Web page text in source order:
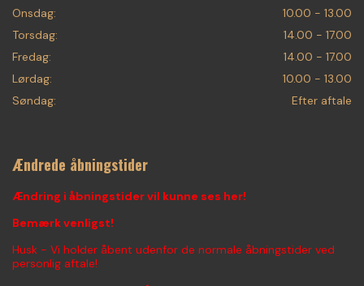
Onsdag:
10.00 - 13.00
Torsdag:
14.00 - 17.00
Fredag:
14.00 - 17.00
Lørdag:
10.00 - 13.00
Søndag:
Efter aftale
Ændrede åbningstider
Ændring i åbningstider vil kunne ses her!
Bemærk venligst!
Husk - Vi holder åbent udenfor de normale åbningstider ved
personlig aftale!